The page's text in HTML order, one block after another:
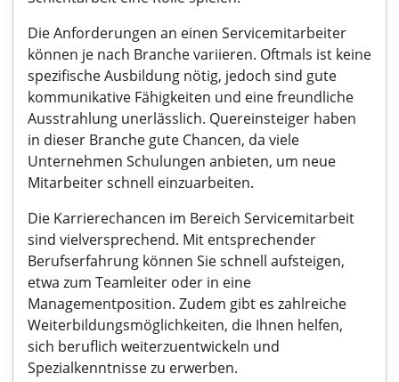
Die Anforderungen an einen Servicemitarbeiter
können je nach Branche variieren. Oftmals ist keine
spezifische Ausbildung nötig, jedoch sind gute
kommunikative Fähigkeiten und eine freundliche
Ausstrahlung unerlässlich. Quereinsteiger haben
in dieser Branche gute Chancen, da viele
Unternehmen Schulungen anbieten, um neue
Mitarbeiter schnell einzuarbeiten.
Die Karrierechancen im Bereich Servicemitarbeit
sind vielversprechend. Mit entsprechender
Berufserfahrung können Sie schnell aufsteigen,
etwa zum Teamleiter oder in eine
Managementposition. Zudem gibt es zahlreiche
Weiterbildungsmöglichkeiten, die Ihnen helfen,
sich beruflich weiterzuentwickeln und
Spezialkenntnisse zu erwerben.